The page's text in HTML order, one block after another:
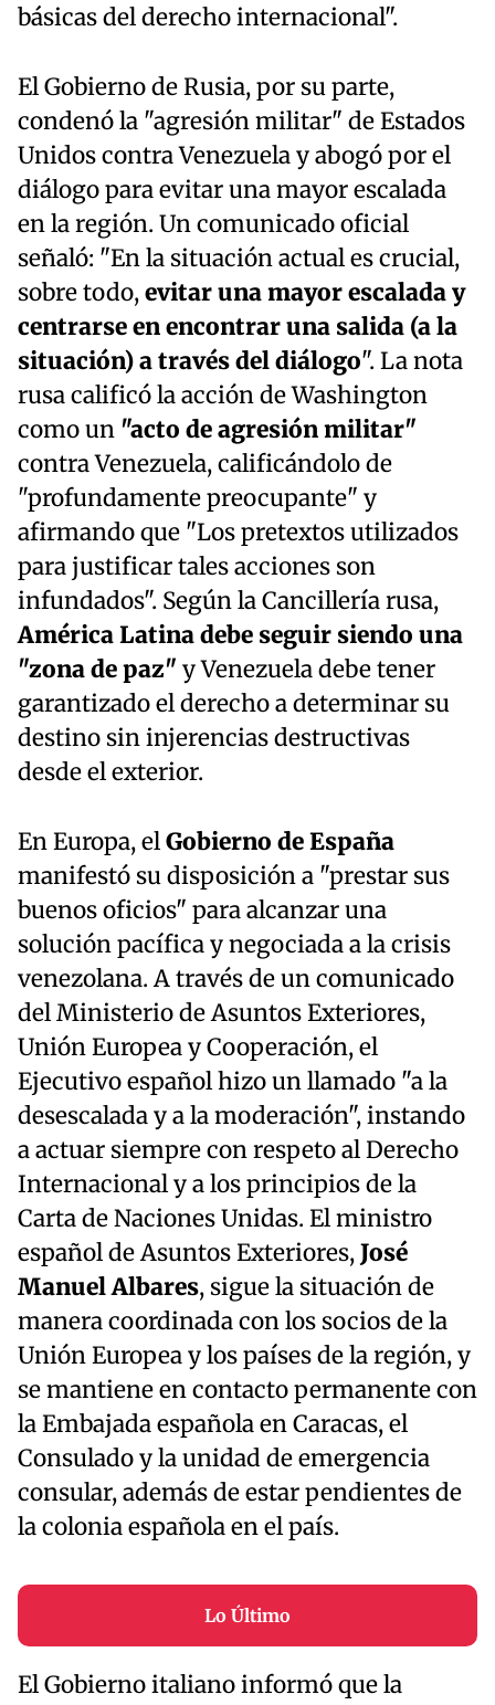
básicas del derecho internacional".
El Gobierno de Rusia, por su parte,
condenó la "agresión militar" de Estados
Unidos contra Venezuela y abogó por el
diálogo para evitar una mayor escalada
en la región. Un comunicado oficial
señaló: "En la situación actual es crucial,
sobre todo,evitar una mayor escalada y
centrarse en encontrar una salida (a la
situación) a través del diálogo". La nota
rusa calificó la acción de Washington
como un "acto de agresión militar"
contra Venezuela, calificándolo de
"profundamente preocupante" y
afirmando que "Los pretextos utilizados
para justificar tales acciones son
infundados". Según la Cancillería rusa,
América Latina debe seguir siendo una
"zona de paz" y Venezuela debe tener
garantizado el derecho a determinar su
destino sin injerencias destructivas
desde el exterior.
En Europa, elGobierno de España
manifestó su disposición a "prestar sus
buenos oficios" para alcanzar una
solución pacífica y negociada a la crisis
venezolana. A través de un comunicado
del Ministerio de Asuntos Exteriores,
Unión Europea y Cooperación, el
Ejecutivo español hizo un llamado "a la
desescalada y a la moderación", instando
a actuar siempre con respeto al Derecho
Internacional y a los principios de la
Carta de Naciones Unidas. El ministro
español de Asuntos Exteriores,José
Manuel Albares, sigue la situación de
manera coordinada con los socios de la
Unión Europea y los países de la región, y
se mantiene en contacto permanente con
la Embajada española en Caracas, el
Consulado y la unidad de emergencia
consular, además de estar pendientes de
la colonia española en el país.
Lo Último
El Gobierno italiano informó que la